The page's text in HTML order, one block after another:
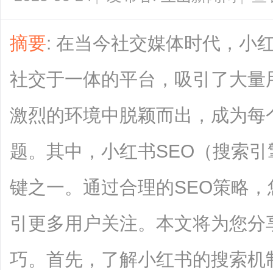
摘要: 在当今社交媒体时代，小
社交于一体的平台，吸引了大
激烈的环境中脱颖而出，成为
题。其中，小红书SEO（搜索
键之一。通过合理的SEO策略
引更多用户关注。本文将为您
巧。首先，了解小红书的搜索机